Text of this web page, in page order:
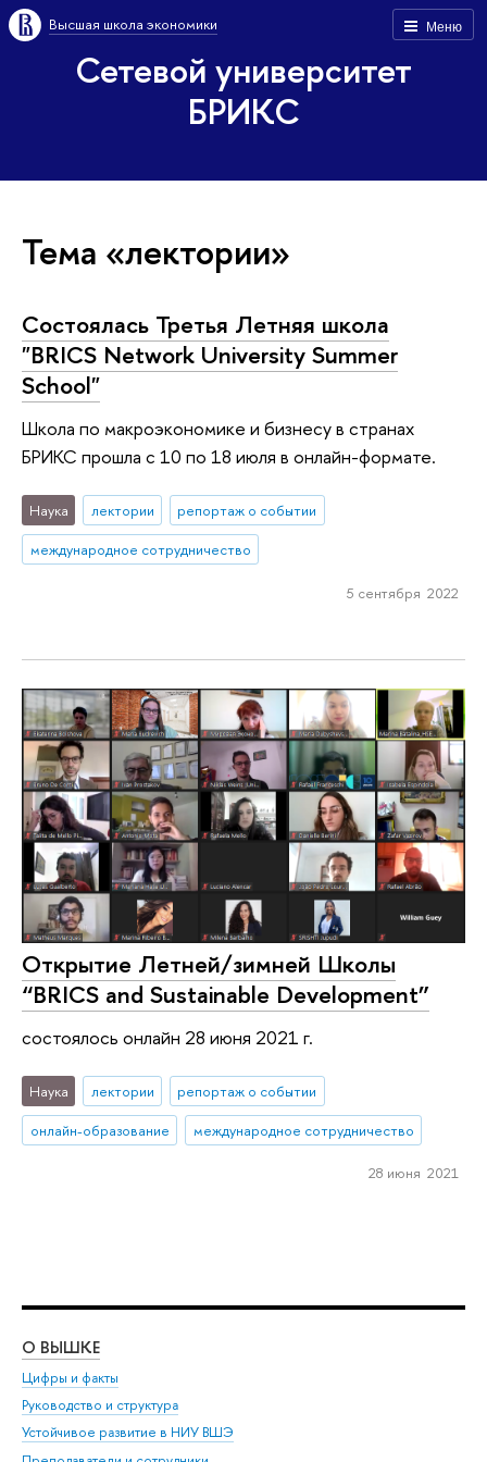
Меню
Высшая школа экономики
Сетевой университет
БРИКС
Тема «лектории»
Состоялась Третья Летняя школа
"BRICS Network University Summer
School"
Школа по макроэкономике и бизнесу в странах
БРИКС прошла с 10 по 18 июля в онлайн-формате.
Наука лектории
репортаж о событии
международное сотрудничество
5 сентября 2022
Открытие Летней/зимней Школы
“BRICS and Sustainable Development”
состоялось онлайн 28 июня 2021 г.
Наука лектории
репортаж о событии
онлайн-образование
международное сотрудничество
28 июня 2021
О ВЫШКЕ
Цифры и факты
Руководство и структура
Устойчивое развитие в НИУ ВШЭ